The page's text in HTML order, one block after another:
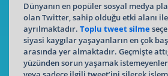
Dünyanın en popüler sosyal medya
olan Twitter, sahip olduğu etki alanı
ayrılmaktadır. Toplu tweet silme
siyasi kaygılar yaşayanların en çok
arasında yer almaktadır. Geçmişte
yüzünden sorun yaşamak